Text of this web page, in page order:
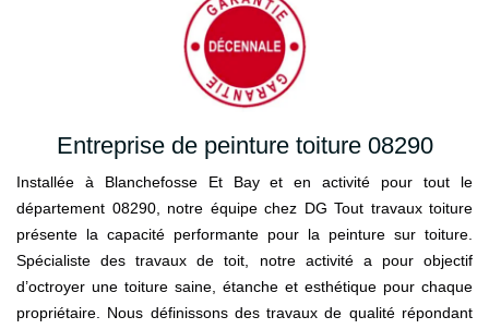
Entreprise de peinture toiture 08290
Installée à Blanchefosse Et Bay et en activité pour tout le
département 08290, notre équipe chez DG Tout travaux toiture
présente la capacité performante pour la peinture sur toiture.
Spécialiste des travaux de toit, notre activité a pour objectif
d’octroyer une toiture saine, étanche et esthétique pour chaque
propriétaire. Nous définissons des travaux de qualité répondant